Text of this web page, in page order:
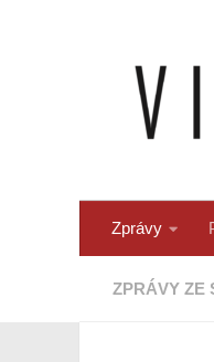
Zprávy
ZPRÁVY ZE